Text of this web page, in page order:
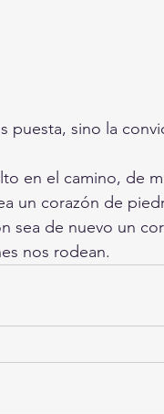
puesta, sino la
en el camino, de
un corazón de
sea de nuevo un
nos rodean.